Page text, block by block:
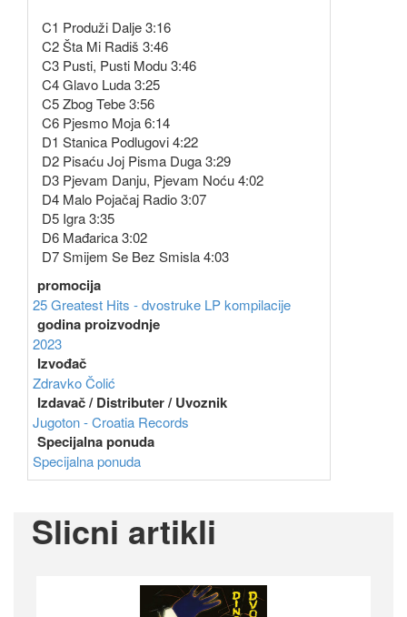
C1 Produži Dalje 3:16
C2 Šta Mi Radiš 3:46
C3 Pusti, Pusti Modu 3:46
C4 Glavo Luda 3:25
C5 Zbog Tebe 3:56
C6 Pjesmo Moja 6:14
D1 Stanica Podlugovi 4:22
D2 Pisaću Joj Pisma Duga 3:29
D3 Pjevam Danju, Pjevam Noću 4:02
D4 Malo Pojačaj Radio 3:07
D5 Igra 3:35
D6 Mađarica 3:02
D7 Smijem Se Bez Smisla 4:03
promocija
25 Greatest Hits - dvostruke LP kompilacije
godina proizvodnje
2023
Izvođač
Zdravko Čolić
Izdavač / Distributer / Uvoznik
Jugoton - Croatia Records
Specijalna ponuda
Specijalna ponuda
Slicni artikli